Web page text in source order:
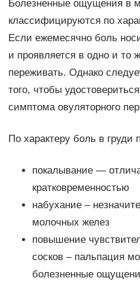
Болезненные ощущения в
классифицируются по
Если ежемесячно боль
и проявляется в одно и то
переживать. Однако
того, чтобы
симптома овуляторного
По характеру боль в груди
покалывание —
кратковременностью
набухание –
молочных желез
повышение
сосков – пальпация
болезненные